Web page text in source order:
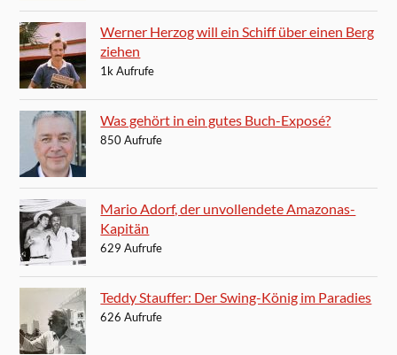
Werner Herzog will ein Schiff über einen Berg
ziehen
1k Aufrufe
Was gehört in ein gutes Buch-Exposé?
850 Aufrufe
Mario Adorf, der unvollendete Amazonas-
Kapitän
629 Aufrufe
Teddy Stauffer: Der Swing-König im Paradies
626 Aufrufe